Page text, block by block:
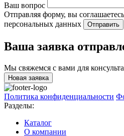
Ваш вопрос
Отправляя форму, вы
персональных данных
Отправить
Ваша заявка
Мы свяжемся с вами для
Новая заявка
Политика конфиденциальности
Разделы:
Каталог
О компании